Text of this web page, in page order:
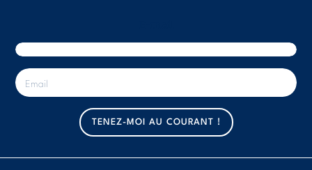
E
-
m
TENEZ-MOI AU COURANT !